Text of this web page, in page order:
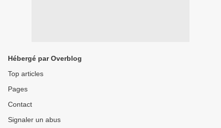
Hébergé par Overblog
Top articles
Pages
Contact
Signaler un abus